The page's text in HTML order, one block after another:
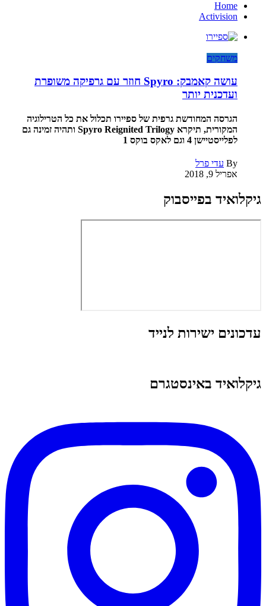
Home
Activision
משחקים
עושה קאמבק: Spyro חוזר עם גרפיקה משופרת
ועדכנית יותר
הגרסה המחודשת גרפית של ספיירו תכלול את כל הטרילוגיה
המקורית, תיקרא Spyro Reignited Trilogy ותהיה זמינה גם
לפלייסטיישן 4 וגם לאקס בוקס 1
By עדי פרל
אפריל 9, 2018
גיקלואיד בפייסבוק
עדכונים ישירות לנייד
גיקלואיד באינסטגרם